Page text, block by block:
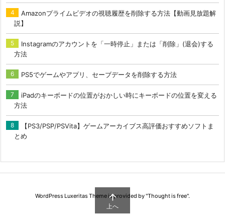
Amazonプライムビデオの視聴履歴を削除する方法【動画見放題解
説】
Instagramのアカウントを「一時停止」または「削除」(退会)する
方法
PS5でゲームやアプリ、セーブデータを削除する方法
iPadのキーボードの位置がおかしい時にキーボードの位置を変える
方法
【PS3/PSP/PSVita】ゲームアーカイブス高評価おすすめソフトま
とめ
WordPress Luxeritas Theme is provided by "Thought is free".

上へ